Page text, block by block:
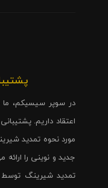
در سوپر سیسیکم،
اعتقاد داریم.
مورد نحوه تمدید
جدید و نوینی را
تمدید شیرینگ